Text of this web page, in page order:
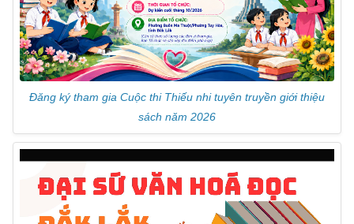
Đăng ký tham gia Cuộc thi Thiếu nhi tuyên truyền giới thiệu
sách năm 2026